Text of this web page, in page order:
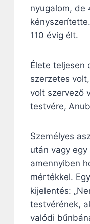
nyugalom, de
110 évig élt.
Élete teljesen
szerzetes
volt szervező
testvére,
Személyes
után vagy egy
amennyiben
mértékkel.
kijelentés:
testvérének,
valódi